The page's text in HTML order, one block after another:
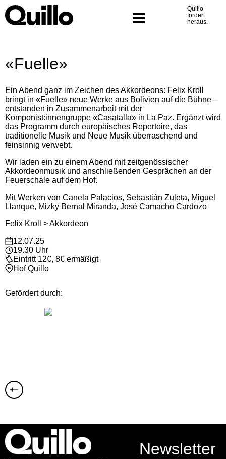
Skip
to
content
Quillo
fordert
heraus.
Programm
«Fuelle»
Ein Abend ganz im Zeichen des Akkordeons: Felix Kroll
bringt in «Fuelle» neue Werke aus Bolivien auf die Bühne –
entstanden in Zusammenarbeit mit der
Komponist:innengruppe «Casatalla» in La Paz. Ergänzt wird
das Programm durch europäisches Repertoire, das
traditionelle Musik und Neue Musik überraschend und
feinsinnig verwebt.
Wir laden ein zu einem Abend mit zeitgenössischer
Akkordeonmusik und anschließenden Gesprächen an der
Feuerschale auf dem Hof.
Mit Werken von Canela Palacios, Sebastián Zuleta, Miguel
Llanque, Mizky Bernal Miranda, José Camacho Cardozo
Felix Kroll > Akkordeon
12.07.25
19.30 Uhr
Eintritt 12€, 8€ ermäßigt
Hof Quillo
Gefördert durch:
Newsletter